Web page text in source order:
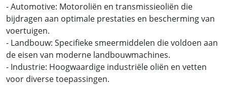
- Automotive: Motoroliën en transmissieoliën die
bijdragen aan optimale prestaties en bescherming van
voertuigen.
- Landbouw: Specifieke smeermiddelen die voldoen aan
de eisen van moderne landbouwmachines.
- Industrie: Hoogwaardige industriële oliën en vetten
voor diverse toepassingen.